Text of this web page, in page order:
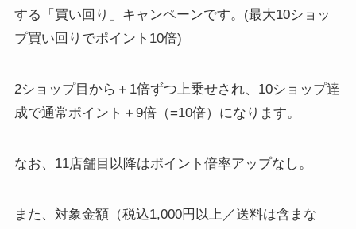
する「買い回り」キャンペーンです。(最大10ショッ
プ買い回りでポイント10倍)
2ショップ目から＋1倍ずつ上乗せされ、10ショップ達
成で通常ポイント＋9倍（=10倍）になります。
なお、11店舗目以降はポイント倍率アップなし。
また、対象金額（税込1,000円以上／送料は含まな